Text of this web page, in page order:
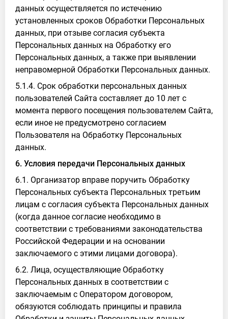
данных осуществляется по истечению
установленных сроков Обработки Персональных
данных, при отзыве согласия субъекта
Персональных данных на Обработку его
Персональных данных, а также при выявлении
неправомерной Обработки Персональных данных.
5.1.4. Срок обработки персональных данных
пользователей Сайта составляет до 10 лет с
момента первого посещения пользователем Сайта,
если иное не предусмотрено согласием
Пользователя на Обработку Персональных
данных.
6. Условия передачи Персональных данных
6.1. Организатор вправе поручить Обработку
Персональных субъекта Персональных третьим
лицам с согласия субъекта Персональных данных
(когда данное согласие необходимо в
соответствии с требованиями законодательства
Российской Федерации и на основании
заключаемого с этими лицами договора).
6.2. Лица, осуществляющие Обработку
Персональных данных в соответствии с
заключаемым с Оператором договором,
обязуются соблюдать принципы и правила